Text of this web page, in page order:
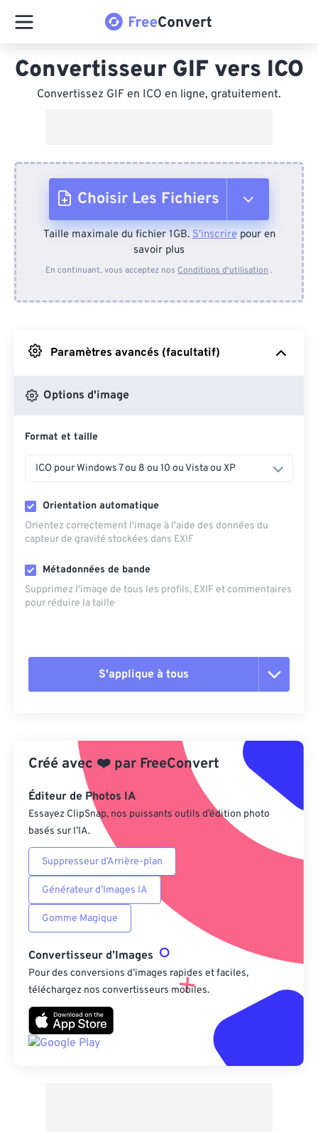
Convertisseur GIF vers ICO
Convertissez GIF en ICO en ligne, gratuitement.
Choisir Les Fichiers
Depuis l'appareil
Depuis Google Drive
Depuis OneDrive
Depuis l'URL
Taille maximale du fichier 1GB.S'inscrirepour en
savoir plus
En continuant, vous acceptez nos Conditions d'utilisation .
Paramètres avancés (facultatif)
Options d'image
Format et taille
ICO pour Windows 7 ou 8 ou 10 ou Vista ou XP
Orientation automatique
Orientez correctement l'image à l'aide des données du
capteur de gravité stockées dans EXIF
Métadonnées de bande
Supprimez l'image de tous les profils, EXIF ​​et commentaires
pour réduire la taille
S'applique à tous
Appliquer à partir du préréglage
Enregistrer comme préréglage
Créé avec ❤️ par FreeConvert
Éditeur de Photos IA
Essayez ClipSnap, nos puissants outils d’édition photo
basés sur l’IA.
Suppresseur d’Arrière-plan
Générateur d’Images IA
Gomme Magique
Convertisseur d’Images
Pour des conversions d’images rapides et faciles,
téléchargez nos convertisseurs mobiles.